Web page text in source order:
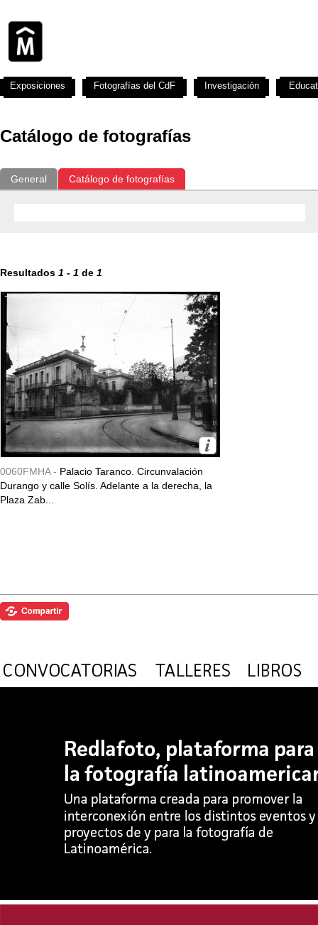
Catálogo de fotografías
General Catálogo de fotografías
Resultados 1 - 1 de 1
0060FMHA - Palacio Taranco. Circunvalación
Durango y calle Solís. Adelante a la derecha, la
Plaza Zab...
Exposiciones Fotografías del CdF Investigación